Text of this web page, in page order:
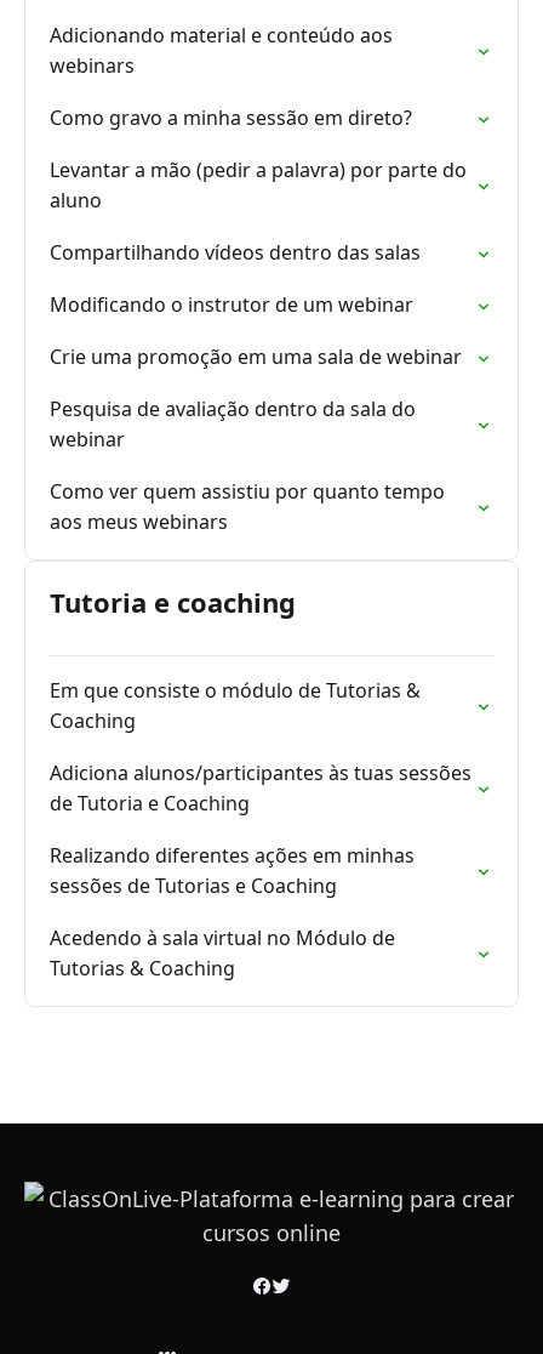
Adicionando material e conteúdo aos
webinars
Como gravo a minha sessão em direto?
Levantar a mão (pedir a palavra) por parte do
aluno
Compartilhando vídeos dentro das salas
Modificando o instrutor de um webinar
Crie uma promoção em uma sala de webinar
Pesquisa de avaliação dentro da sala do
webinar
Como ver quem assistiu por quanto tempo
aos meus webinars
Tutoria e coaching
Em que consiste o módulo de Tutorias &
Coaching
Adiciona alunos/participantes às tuas sessões
de Tutoria e Coaching
Realizando diferentes ações em minhas
sessões de Tutorias e Coaching
Acedendo à sala virtual no Módulo de
Tutorias & Coaching